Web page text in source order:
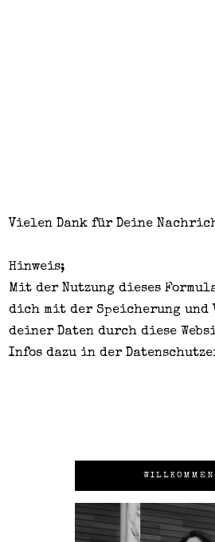
Vielen Dank für Deine
Hinweis;
Mit der Nutzung dieses
dich mit der Speicherung und
deiner Daten durch diese
Infos dazu in der
WILLKOMMEN